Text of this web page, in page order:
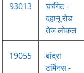
93013
चर्चगेट -
दहानू रोड
तेज लोकल
19055
बांद्रा
टर्मिनस -